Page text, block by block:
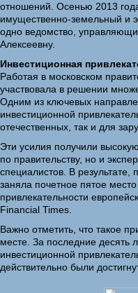
отношений. Осенью 2013
имущественно-земельный и
одно ведомство,
Алексеевну.
Инвестиционная
Работая в московском
участвовала в решении
Одним из ключевых
инвестиционной
отечественных, так и для
Эти усилия получили
по правительству, но и
специалистов. В результате,
заняла почетное пятое
привлекательности
Financial Times.
Важно отметить, что такое
месте. За последние десять
инвестиционной
действительно были